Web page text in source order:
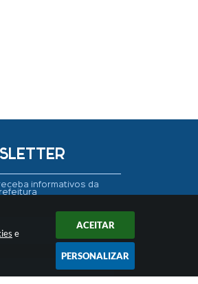
e
ACEITAR
PERSONALIZAR
informativos da